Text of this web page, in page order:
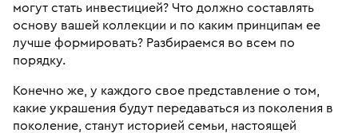
могут стать инвестицией? Что должно составлять
основу вашей коллекции и по каким принципам ее
лучше формировать? Разбираемся во всем по
порядку.
Конечно же, у каждого свое представление о том,
какие украшения будут передаваться из поколения в
поколение, станут историей семьи, настоящей